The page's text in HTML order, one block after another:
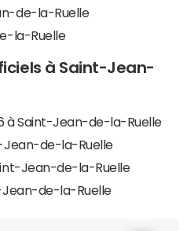
de-la-Ruelle
la-Ruelle
à Saint-Jean-
à Saint-Jean-de-la-Ruelle
Jean-de-la-Ruelle
Jean-de-la-Ruelle
Jean-de-la-Ruelle